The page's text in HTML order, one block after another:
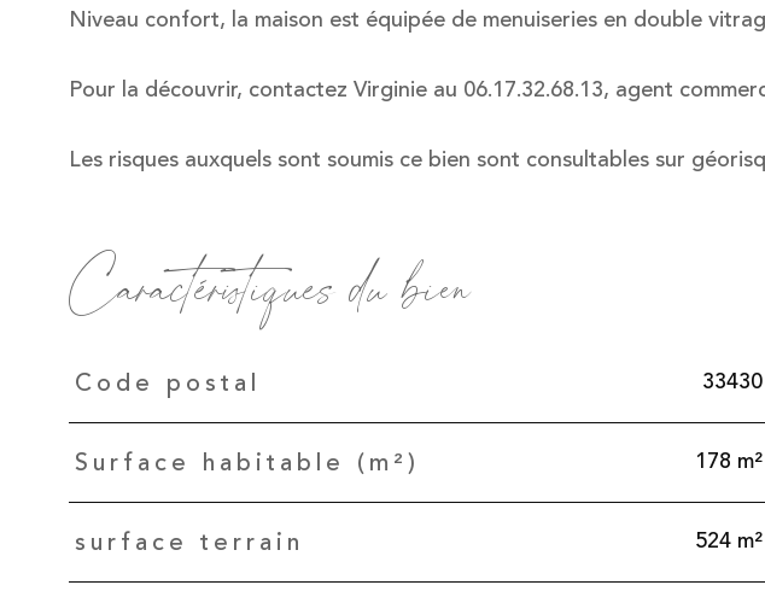
Niveau confort, la maison est équipée de menuiseries en double
Pour la découvrir, contactez Virginie au 06.17.32.68.13, agent
Les risques auxquels sont soumis ce bien sont consultables sur
Caractéristiques du bien
Caractéristiques Valeurs
Code postal 33430
Surface habitable (m²) 178 m²
surface terrain 524 m²